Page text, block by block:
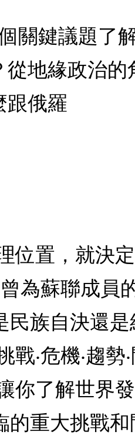
關鍵議題了
地緣政治
跟俄羅
位置，就決
為蘇聯成員
族自決還
戰‧危機‧趨
你了解世界
的重大挑戰